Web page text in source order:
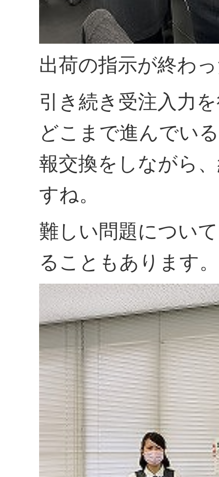
出荷の指示が終わ
引き続き受注入力
どこまで進んでい
報交換をしながら
すね。
難しい問題につい
ることもあります。